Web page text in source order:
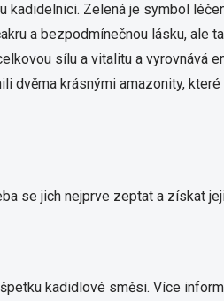
Zelená je symbol
a bezpodmínečnou lásku, ale
sílu a vitalitu a vyrovnává
krásnými amazonity, které
se jich nejprve zeptat a získat
kadidlové směsi. Více